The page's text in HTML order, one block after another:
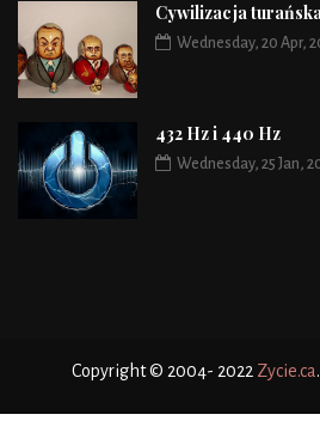
Cywilizacja
Wednesday, 20 Apr,
432 Hz i 440 Hz
Wednesday, 25 Jan,
Copyright © 2004- 2022 Zycie.ca